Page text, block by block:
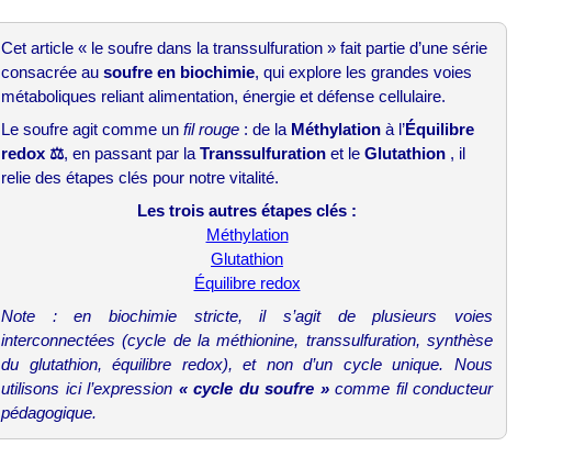
Cet article « le soufre dans la transsulfuration » fait partie d’une série
consacrée au soufre en biochimie, qui explore les grandes voies
métaboliques reliant alimentation, énergie et défense cellulaire.
Le soufre agit comme un fil rouge : de la Méthylation à l’Équilibre
redox ⚖️, en passant par la Transsulfuration et le Glutathion ️ , il
relie des étapes clés pour notre vitalité.
Les trois autres étapes clés :
Méthylation
Glutathion
Équilibre redox
Note : en biochimie stricte, il s’agit de plusieurs voies
interconnectées (cycle de la méthionine, transsulfuration, synthèse
du glutathion, équilibre redox), et non d’un cycle unique. Nous
utilisons ici l’expression « cycle du soufre »comme fil conducteur
pédagogique.